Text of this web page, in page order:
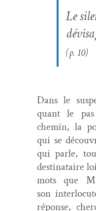
Le
(p. 10)
Dans le
quant le
chemin, la
qui se
qui par­le,
des­ti­nataire
mots que
son
réponse,